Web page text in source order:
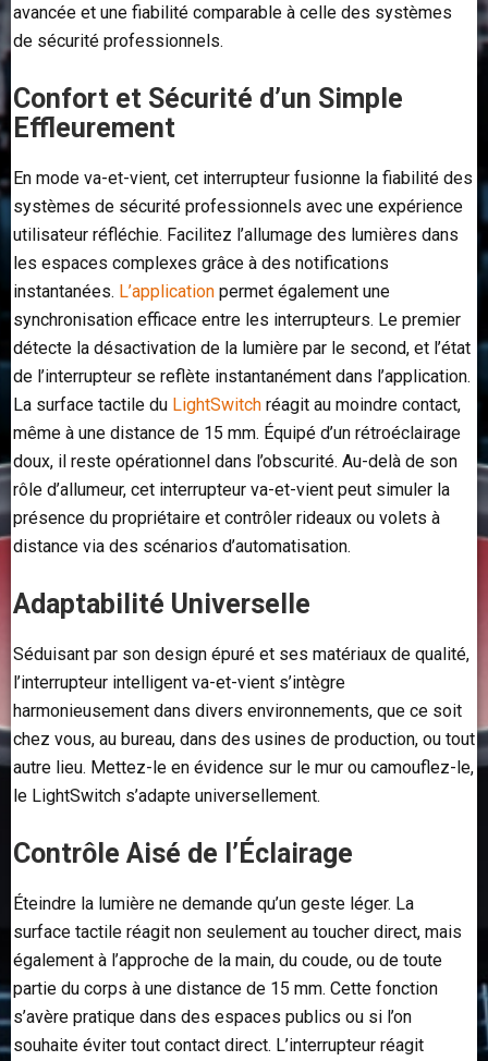
avancée et une fiabilité comparable à celle des systèmes
de sécurité professionnels.
Confort et Sécurité d’un Simple
Effleurement
En mode va-et-vient, cet interrupteur fusionne la fiabilité des
systèmes de sécurité professionnels avec une expérience
utilisateur réfléchie. Facilitez l’allumage des lumières dans
les espaces complexes grâce à des notifications
instantanées. L’application permet également une
synchronisation efficace entre les interrupteurs. Le premier
détecte la désactivation de la lumière par le second, et l’état
de l’interrupteur se reflète instantanément dans l’application.
La surface tactile du LightSwitch réagit au moindre contact,
même à une distance de 15 mm. Équipé d’un rétroéclairage
doux, il reste opérationnel dans l’obscurité. Au-delà de son
rôle d’allumeur, cet interrupteur va-et-vient peut simuler la
présence du propriétaire et contrôler rideaux ou volets à
distance via des scénarios d’automatisation.
Adaptabilité Universelle
Séduisant par son design épuré et ses matériaux de qualité,
l’interrupteur intelligent va-et-vient s’intègre
harmonieusement dans divers environnements, que ce soit
chez vous, au bureau, dans des usines de production, ou tout
autre lieu. Mettez-le en évidence sur le mur ou camouflez-le,
le LightSwitch s’adapte universellement.
Contrôle Aisé de l’Éclairage
Éteindre la lumière ne demande qu’un geste léger. La
surface tactile réagit non seulement au toucher direct, mais
également à l’approche de la main, du coude, ou de toute
partie du corps à une distance de 15 mm. Cette fonction
s’avère pratique dans des espaces publics ou si l’on
souhaite éviter tout contact direct. L’interrupteur réagit